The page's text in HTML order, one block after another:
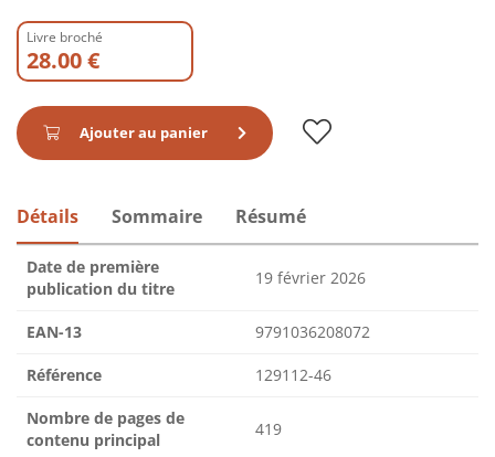
Livre broché
28.00 €
Ajouter au panier
Détails Sommaire Résumé
Date de première
publication du titre
19 février 2026
EAN-13 9791036208072
Référence 129112-46
Nombre de pages de
contenu principal
419